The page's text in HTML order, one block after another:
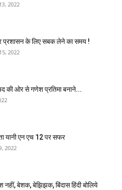
2022
के लिए सबक लेने का समय !
2022
की ओर से गणेश प्रतिमा बनाने...
यानी एन एच 12 पर सफर
2022
नहीं, बेशक, बेझिझक, बिंदास हिंदी बोलिये